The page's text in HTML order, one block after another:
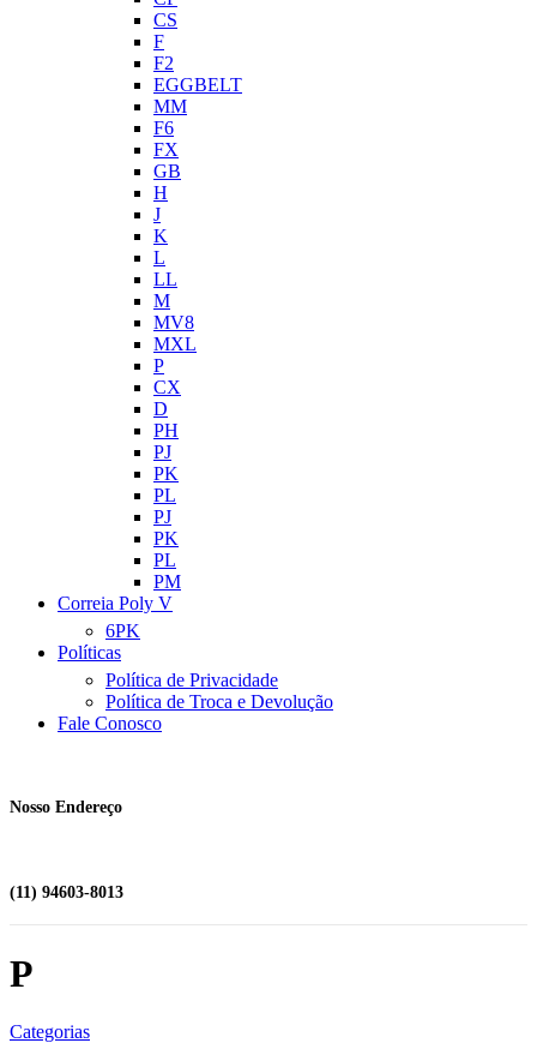
CS
F
F2
EGGBELT
MM
F6
FX
GB
H
J
K
L
LL
M
MV8
MXL
P
CX
D
PH
PJ
PK
PL
PJ
PK
PL
PM
Correia Poly V
6PK
Políticas
Política de Privacidade
Política de Troca e Devolução
Fale Conosco
Nosso Endereço
(11) 94603-8013
P
Categorias